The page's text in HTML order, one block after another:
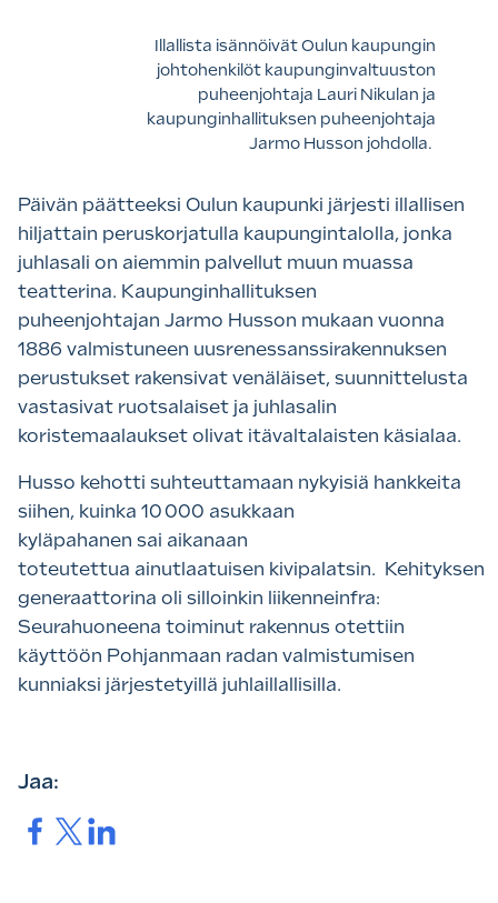
Illallista isännöivät Oulun kaupungin
johtohenkilöt kaupunginvaltuuston
puheenjohtaja Lauri Nikulan ja
kaupunginhallituksen puheenjohtaja
Jarmo Husson johdolla.
Päivän päätteeksi Oulun kaupunki järjesti illallisen
hiljattain peruskorjatulla kaupungintalolla, jonka
juhlasali on aiemmin palvellut muun muassa
teatterina. Kaupunginhallituksen
puheenjohtajan Jarmo Husson mukaan vuonna
1886 valmistuneen uusrenessanssirakennuksen
perustukset rakensivat venäläiset, suunnittelusta
vastasivat ruotsalaiset ja juhlasalin
koristemaalaukset olivat itävaltalaisten käsialaa.
Husso kehotti suhteuttamaan nykyisiä hankkeita
siihen, kuinka 10 000 asukkaan
kyläpahanen sai aikanaan
toteutettua ainutlaatuisen kivipalatsin. Kehityksen
generaattorina oli silloinkin liikenneinfra:
Seurahuoneena toiminut rakennus otettiin
käyttöön Pohjanmaan radan valmistumisen
kunniaksi järjestetyillä juhlaillallisilla.
Jaa:
Jaa. Jaa.Jaa.